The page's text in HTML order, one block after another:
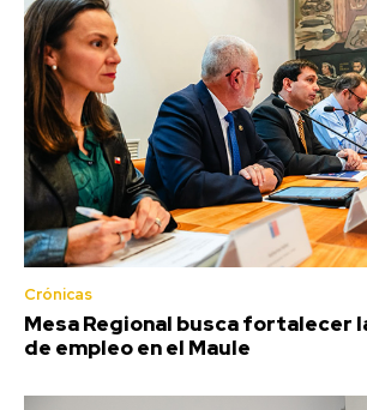
Crónicas
Mesa Regional busca fortalecer
de empleo en el Maule